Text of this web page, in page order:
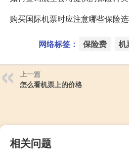
购买国际机票时应注意哪些保险选
网络标签： 保险费 机
上一篇
怎么看机票上的价格
相关问题